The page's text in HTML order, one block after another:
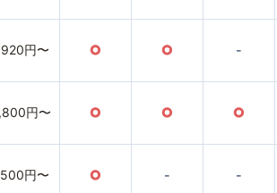
円〜 ○ ○ -
円〜 ○ ○ ○
円〜 ○ - -